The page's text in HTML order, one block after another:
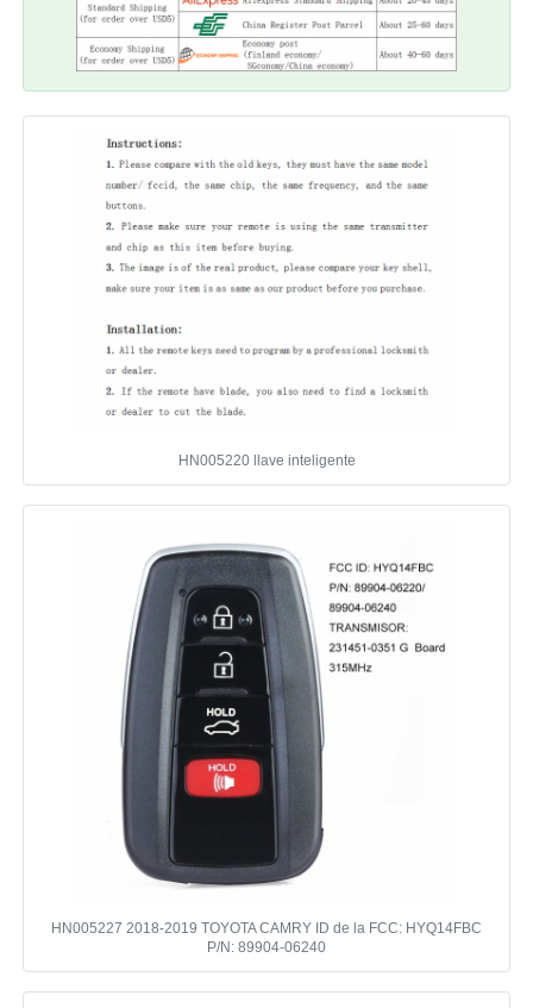
Sobre nosotros
Visita a la fábrica
Control de Calidad
Contacto
noticias
coche Concha de llave
Hoja de llave de coche
Cortador de fresado de ángulo único
programador de la llave del coche
Máquina de cerrajería
HN005220 llave inteligente
HN005227 2018-2019 TOYOTA CAMRY ID de la FCC: HYQ14FBC
P/N: 89904-06240